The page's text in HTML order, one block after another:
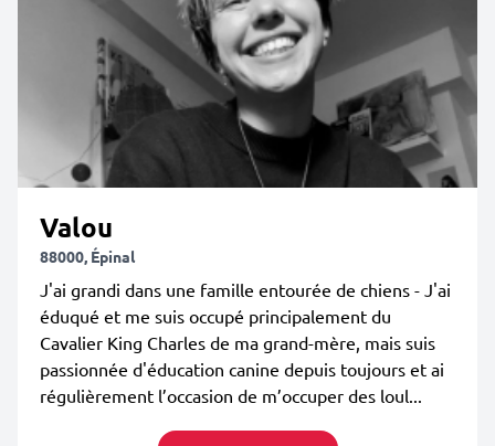
Valou
88000, Épinal
J'ai grandi dans une famille entourée de chiens - J'ai
éduqué et me suis occupé principalement du
Cavalier King Charles de ma grand-mère, mais suis
passionnée d'éducation canine depuis toujours et ai
régulièrement l’occasion de m’occuper des loul...